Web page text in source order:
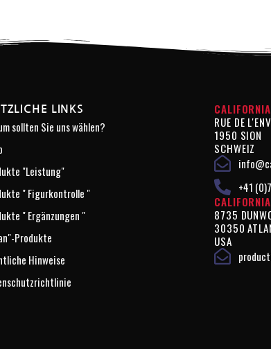
LINKS
sollten Sie uns wählen?
"Leistung"
" Figurkontrolle "
" Ergänzungen "
Produkte
Hinweise
RUE DE
1950 SION
SCHWEIZ
+41
8735
30350
USA